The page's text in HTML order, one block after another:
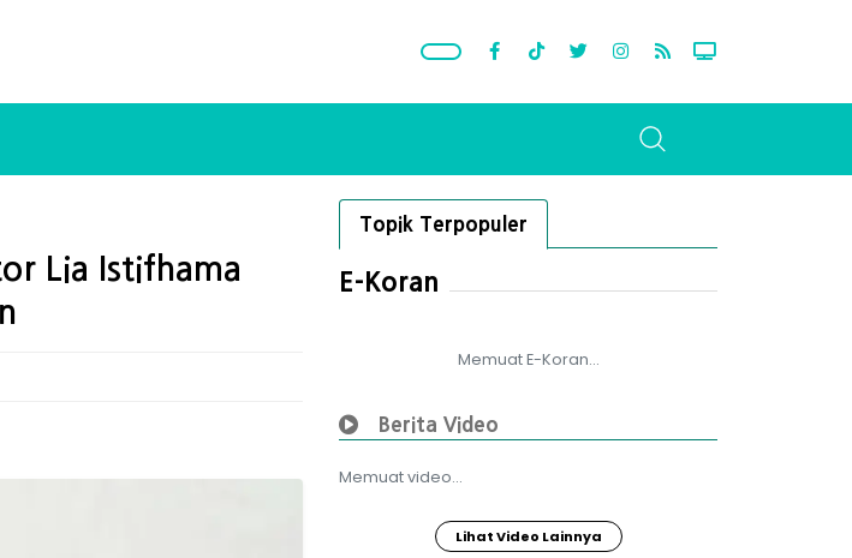
Lia Istifhama
Topik Terpopuler
E-Koran
Memuat E-Koran...
Berita Video
Memuat video...
Lihat Video Lainnya